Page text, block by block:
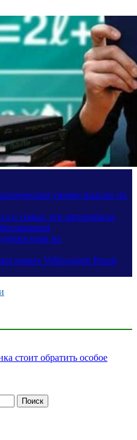
уровне выплат по
и семьи: эти автомобили
прав на
новых Volkswagen Passat
стоит обратить особое